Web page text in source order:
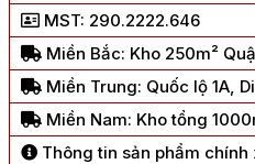
MST: 290.2222.646
Miền Bắc: Kho 250m²
Miền Trung: Quốc lộ 1A,
Miền Nam: Kho tổng
Thông tin sản phẩm chính